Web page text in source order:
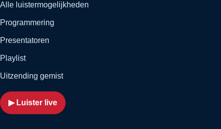
Alle luistermogelijkheden
Programmering
Presentatoren
Playlist
Uitzending gemist
▶ Luister live